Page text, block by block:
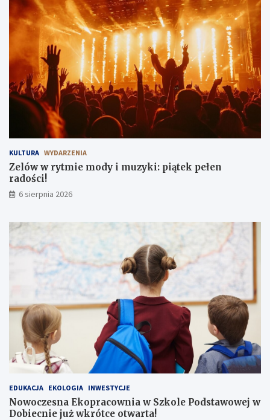
KULTURA WYDARZENIA
Zelów w rytmie mody i muzyki: piątek pełen
radości!
6 sierpnia 2026
EDUKACJA EKOLOGIA INWESTYCJE
Nowoczesna Ekopracownia w Szkole Podstawowej w
Dobiecnie już wkrótce otwarta!